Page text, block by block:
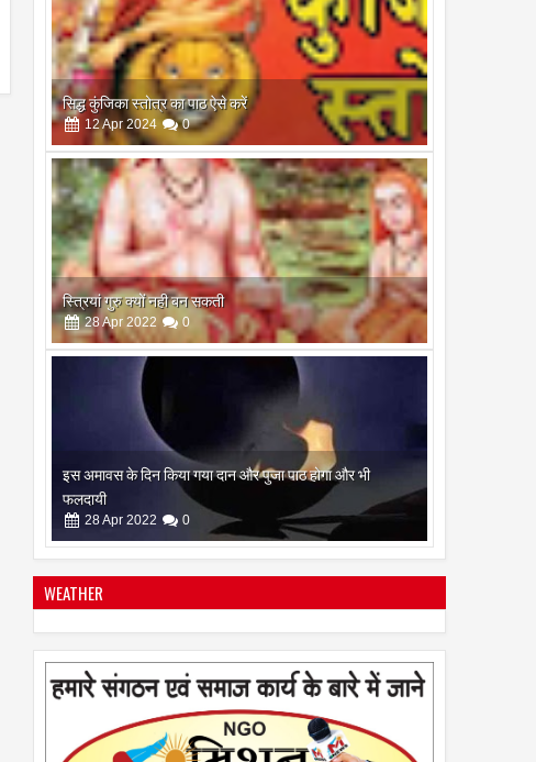
सिद्ध कुंजिका स्तोत्र का पाठ ऐसे करें
12 Apr 2024
स्त्रियां गुरु क्यों नही बन सकती
28 Apr 2022 0
इस अमावस के दिन किया गया दान और पुजा पाठ होगा और भी
2022 0
रामनवमी के दिन गायत्री महायज्ञ व सामुहिक पूर्णाहुति सम्पन्न
10Apr 2022 0
WEATHER